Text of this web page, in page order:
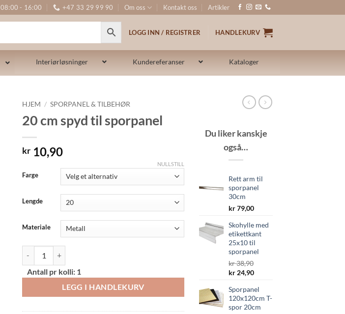
08:00 - 16:00 +47 33 29 99 90 Om oss Kontakt oss Artikler
LOGG INN / REGISTRER HANDLEKURV
Interiørløsninger Kundereferanser Kataloger
HJEM / SPORPANEL & TILBEHØR
20 cm spyd til sporpanel
kr 10,90
Farge
Lengde
Materiale
NULLSTILL
Antall pr kolli: 1
LEGG I HANDLEKURV
Du liker kanskje
også…
Rett arm til
sporpanel
30cm
kr79,00
Skohylle med
etikettkant
25x10 til
sporpanel
kr38,90
Opprinnelig
var:
kr 38,90.
kr24,90Nåværende
er:
kr 24,90.
Sporpanel
120x120cm T-
spor 20cm